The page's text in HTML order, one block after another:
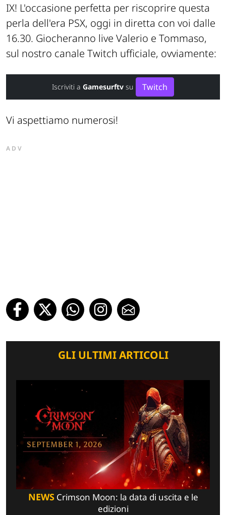
IX! L'occasione perfetta per riscoprire questa
perla dell'era PSX, oggi in diretta con voi dalle
16.30. Giocheranno live Valerio e Tommaso,
sul nostro canale Twitch ufficiale, ovviamente:
Iscriviti a Gamesurftv su Twitch
Vi aspettiamo numerosi!
ADV
GLI ULTIMI ARTICOLI
NEWSCrimson Moon: la data di uscita e le
edizioni